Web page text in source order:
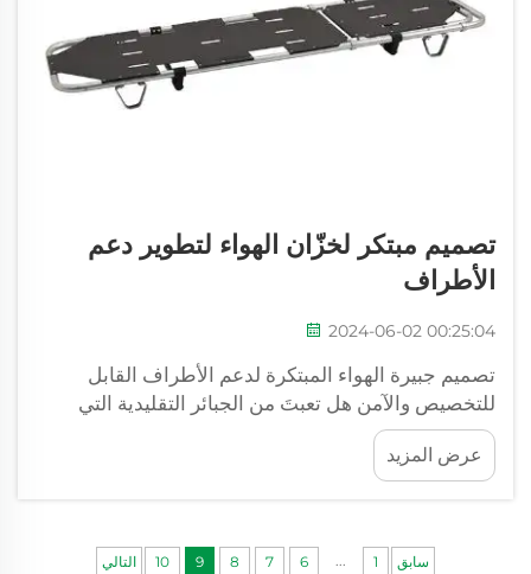
تصميم مبتكر لخزّان الهواء لتطوير دعم
الأطراف
2024-06-02 00:25:04
تصميم جبيرة الهواء المبتكرة لدعم الأطراف القابل
للتخصيص والآمن هل تعبتَ من الجبائر التقليدية التي
تكون ضخمة وغير مريحة ويصعب استخدامها؟ إذاً ستكون
سعيدًا بمعرفة أن جبيرة الهواء تتميز بتصميمها المبتكر.
هذه&...
عرض المزيد
سابق 1
6
7
8
9
10 التالي